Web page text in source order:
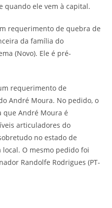
quando ele vem à capital.
requerimento de quebra de
da família do
(Novo). Ele é pré-
requerimento de
André Moura. No pedido, o
que André Moura é
articuladores do
no estado de
local. O mesmo pedido foi
Randolfe Rodrigues (PT-